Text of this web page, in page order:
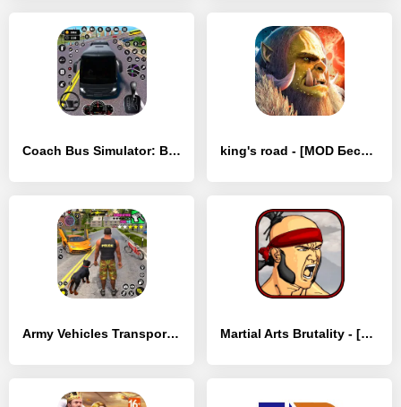
Coach Bus Simulator: Bus Games - [MOD Бесконечные монеты] king's road - [MOD Бесконечные деньги]
Army Vehicles Transport Games - [MOD Бесконечные деньги] Martial Arts Brutality - [MOD Много монет]